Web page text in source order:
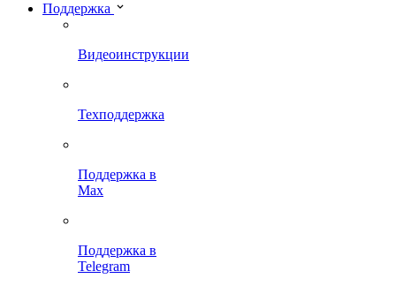
Поддержка
Видеоинструкции
Техподдержка
Поддержка в
Max
Поддержка в
Telegram